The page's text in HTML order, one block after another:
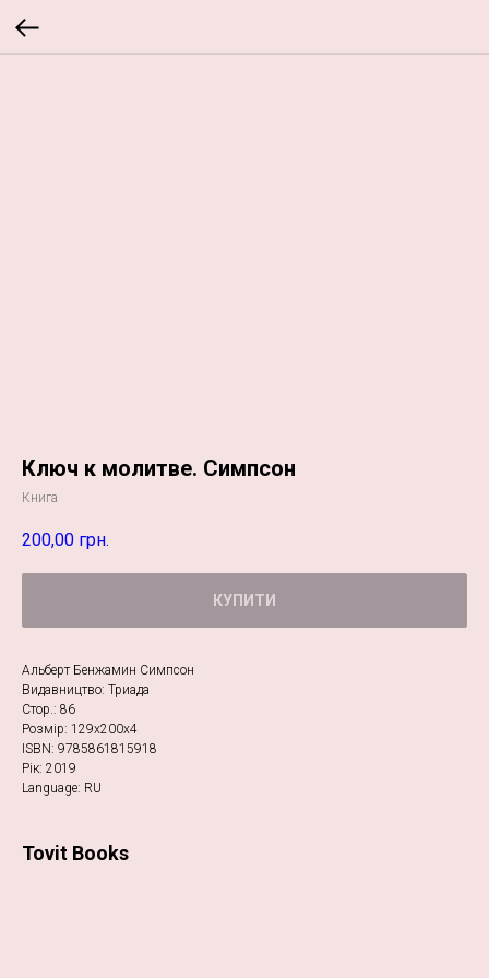
Ключ к молитве. Симпсон
Книга
200,00 грн.
КУПИТИ
Альберт Бенжамин Симпсон
Видавництво: Триада
Стор.: 86
Розмір: 129х200х4
ISBN: 9785861815918
Рік: 2019
Language: RU
Tovit Books